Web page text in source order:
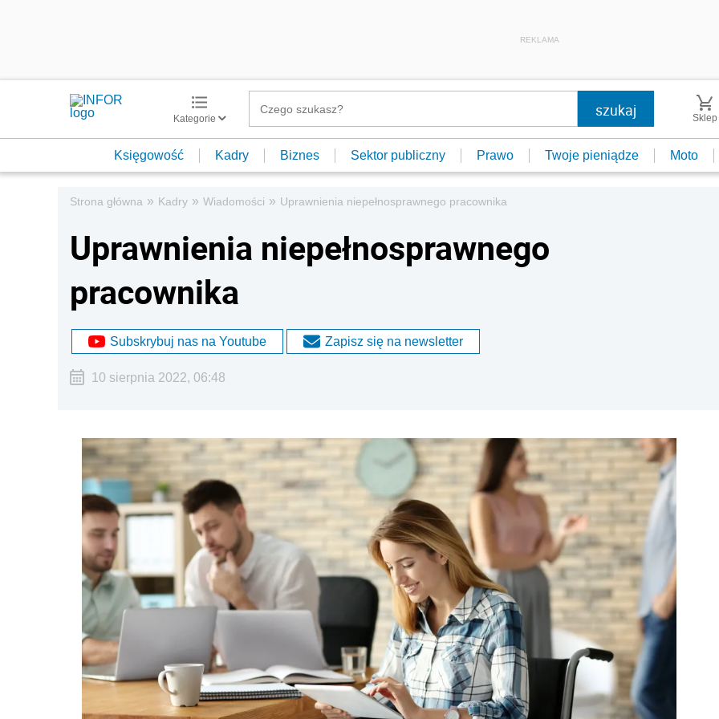
REKLAMA
Kategorie Sklep
Księgowość Kadry Biznes Sektor publiczny Prawo Twoje pieniądze Moto
Strona główna » Kadry » Wiadomości » Uprawnienia niepełnosprawnego pracownika
Uprawnienia niepełnosprawnego
pracownika
Subskrybuj nas na Youtube Zapisz się na newsletter
10 sierpnia 2022, 06:48